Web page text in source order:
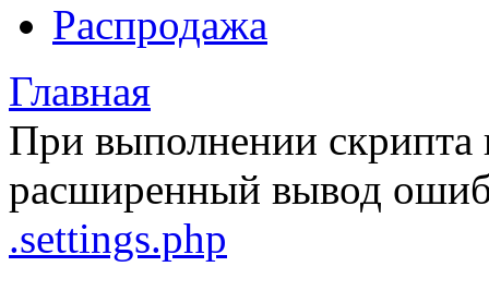
Распродажа
Главная
При выполнении
расширенный вывод
.settings.php